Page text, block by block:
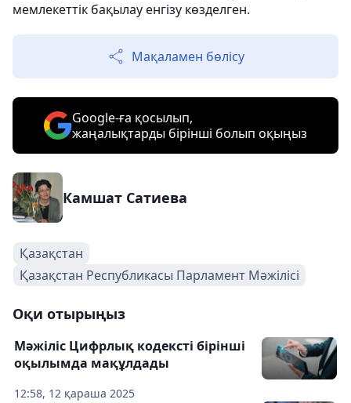
мемлекеттік бақылау енгізу көзделген.
Мақаламен бөлісу
Google-ға қосылып,
жаңалықтарды бірінші болып оқыңыз
Камшат Сатиева
Қазақстан
Қазақстан Республикасы Парламент Мәжілісі
Оқи отырыңыз
12:58, 12 қараша 2025
Мәжіліс Цифрлық кодексті бірінші
оқылымда мақұлдады